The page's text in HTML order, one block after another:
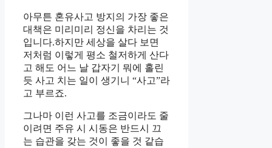
아무튼 혼유사고 방지의 가장 좋은
대책은 미리미리 정신을 차리는 것
입니다.하지만 세상을 살다 보면
저처럼 이렇게 평소 철저하게 산다
고 해도 어느 날 갑자기 뭐에 홀린
듯 사고 치는 일이 생기니 “사고”라
고 부르죠.
그나마 이런 사고를 조금이라도 줄
이려면 주유 시 시동은 반드시 끄
는 습관을 갖는 것이 좋을 것 같습